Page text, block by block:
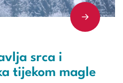
srca i
tijekom magle